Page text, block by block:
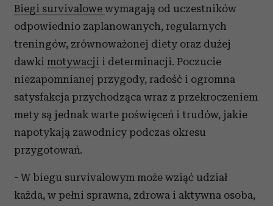
Biegi survivalowe wymagają od uczestników
odpowiednio zaplanowanych, regularnych
treningów, zrównoważonej diety oraz dużej
dawki motywacji i determinacji. Poczucie
niezapomnianej przygody, radość i ogromna
satysfakcja przychodząca wraz z przekroczeniem
mety są jednak warte poświęceń i trudów, jakie
napotykają zawodnicy podczas okresu
przygotowań.
- W biegu survivalowym może wziąć udział
każda, w pełni sprawna, zdrowa i aktywna osoba,